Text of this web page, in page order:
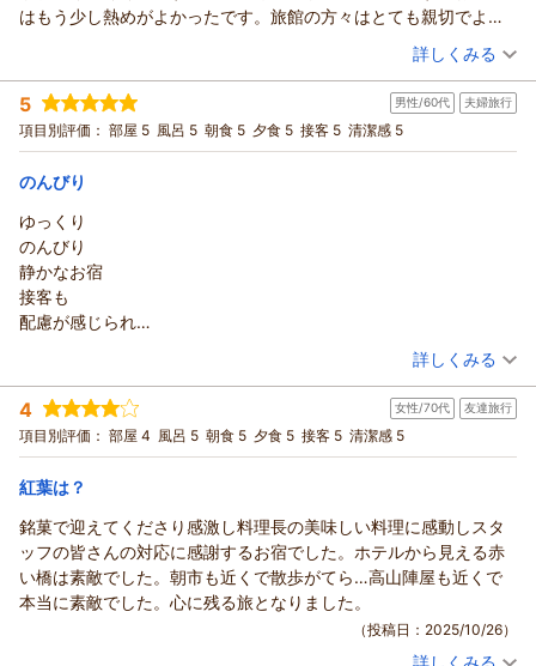
ツアー以外では初めての飛騨高山とのこと、町の中心で散策し
やすい点を理由にお選びいただき、「大正解」と感じていただ
行き帰りの送迎や、お客様係からの説明についても、古き良き
日本のおもてなしを感じていただけたとのお言葉をいただき、
ありがたい気持ちでいっぱいです。
これまで日本各地で多くのお宿をご利用されている中で、すべ
てにおいてご満足いただけたとのこと、私たちにとって何より
ち着いた雰囲気を気に入っていただけたようで安心いたしまし
た。眺めの良いお部屋で、ゆっくりお過ごしいただけておりま
したら幸いです。
女性のお風呂や、隣の蔵のお風呂も、ゆっくり楽しんでいただ
けたとのこと、うれしく思います。
「また訪れたい宿のひとつ」とのお言葉までいただき、本当に
ありがとうございます。
また飛騨高山へお越しの機会をお作りいただき、ぜひお立ち寄
りください。
またお会いできる日を、心よりお待ちしております。
お客様係 田中
はもう少し熱めがよかったです。旅館の方々はとても親切でよか
（投稿日：2025/11/09）
宿泊時期： 2025年11月宿泊 (家族旅行)
投稿者： だいふくさん
宿泊プラン： 【じゃらんのお得な10日間】お部屋グレードアップ☆飛騨牛鉄
板焼き付の月替わり会席プラン♪
和室 朝・夕 朝/個室利用 夕/個室利用
宿泊価格帯：
本陣平野屋 光風館からの返信
この度はご宿泊いただき、口コミのご投稿をありがとうござい
ます。
お食事にご満足いただけ、飛騨牛も美味しく召し上がっていた
だけて嬉しいです。
お食事は、2023年にオープンした個室お食事処にてご用意して
おりますが、個室でゆっくり楽しくお食事時間をお過ごしいた
だけたとのこと、ほっといたしております。
個室お食事処【祭ばやし】は、日本三大美祭のひとつ「高山
祭」をテーマに、飛騨家具や飛騨染めなどの伝統工芸を取り入
れた空間です。一年を通して高山祭の雰囲気を感じながら、お
また、川側客室からは清流宮川と赤い中橋、そして天気が良い
日には遠方に連なる飛騨山脈を、四季の彩りと共に楽しめます
が、景色もご満足いただけたようで嬉しく読みました。
駐車場につきましては、町の中にある旅館ですので、駐車場は
旅館から歩いて2、3分の場所にございます。分かりにくく、ご
不便をおかけしてしまい申し訳ございません。今後は、より分
詳しくみる
5 男性/60代 夫婦旅行
項目別評価： 部屋 5 風呂 5 朝食 5 夕食 5 接客 5 清潔感 5
のんびり
ゆっくり
のんびり
静かなお宿
接客も
配慮が感じられ
アレルギー対応もありがとう御座いました
（投稿日：2025/10/28）
宿泊時期： 2025年10月宿泊 (夫婦旅行)
投稿者： kotaにゃんさん
宿泊プラン： 【リラぎふ】飛騨牛鉄板焼き付の月替わり会席プラン♪
ツイン 朝・夕 朝/個室利用 夕/個室利用
宿泊価格帯：
本陣平野屋 光風館からの返信
いつもご宿泊いただきありがとうございます。
ゆっくり、のんびりとお過ごしいただけたご様子、私どもも嬉
しく思っております。
静かな宿の雰囲気や、スタッフの接客についても温かいお言葉
詳しくみる
4 女性/70代 友達旅行
項目別評価： 部屋 4 風呂 5 朝食 5 夕食 5 接客 5 清潔感 5
紅葉は？
銘菓で迎えてくださり感激し料理長の美味しい料理に感動しスタ
ッフの皆さんの対応に感謝するお宿でした。ホテルから見える赤
い橋は素敵でした。朝市も近くで散歩がてら…高山陣屋も近くで
本当に素敵でした。心に残る旅となりました。
（投稿日：2025/10/26）
詳しくみる